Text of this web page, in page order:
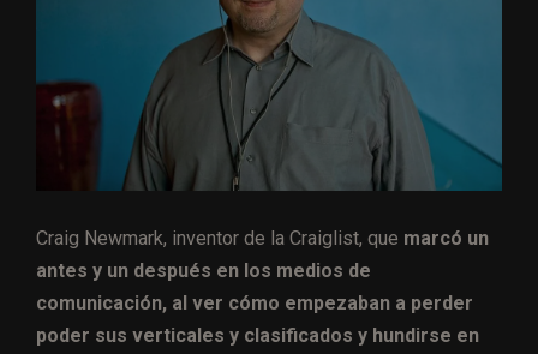
Craig Newmark, inventor de la Craiglist, que marcó un
antes y un después en los medios de
comunicación, al ver cómo empezaban a perder
poder sus verticales y clasificados y hundirse en